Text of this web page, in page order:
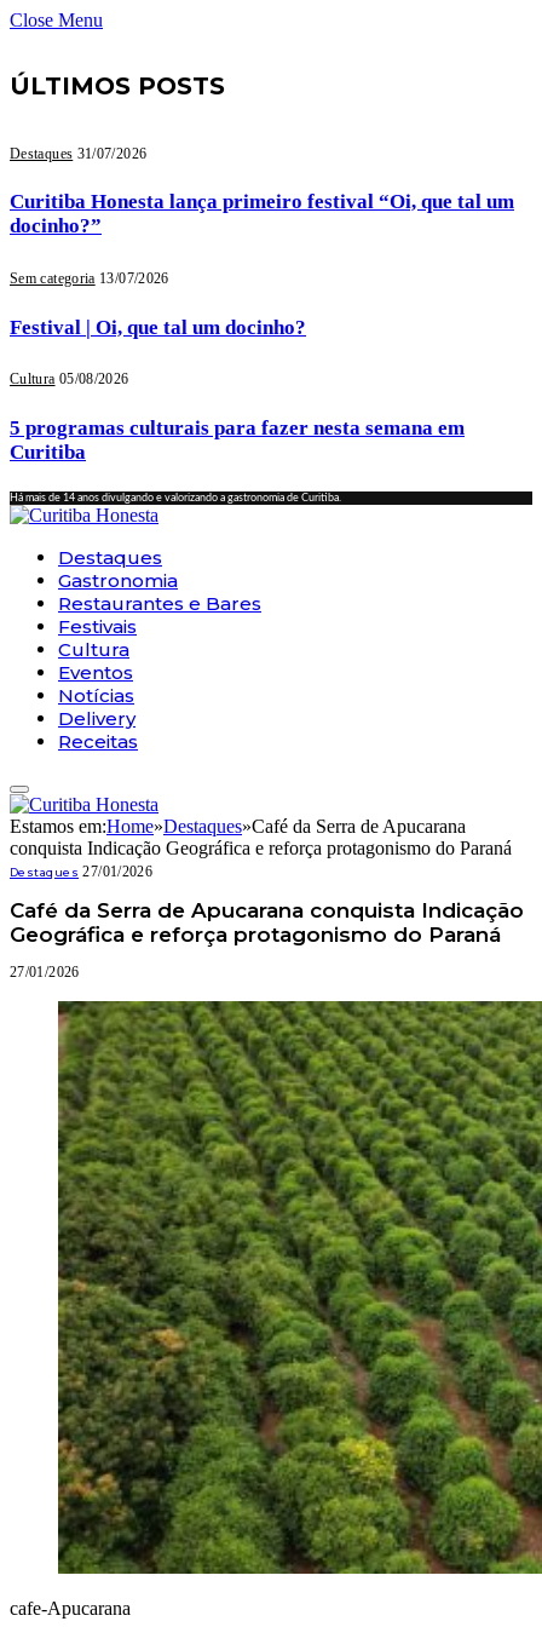
Close Menu
ÚLTIMOS POSTS
Destaques 31/07/2026
Curitiba Honesta lança primeiro festival “Oi, que tal um
docinho?”
Sem categoria 13/07/2026
Festival | Oi, que tal um docinho?
Cultura 05/08/2026
5 programas culturais para fazer nesta semana em
Curitiba
Há mais de 14 anos divulgando e valorizando a gastronomia de Curitiba.
Destaques
Gastronomia
Restaurantes e Bares
Festivais
Cultura
Eventos
Notícias
Delivery
Receitas
Estamos em:Home»Destaques»Café da Serra de Apucarana
conquista Indicação Geográfica e reforça protagonismo do Paraná
Destaques 27/01/2026
Café da Serra de Apucarana conquista Indicação
Geográfica e reforça protagonismo do Paraná
27/01/2026
cafe-Apucarana